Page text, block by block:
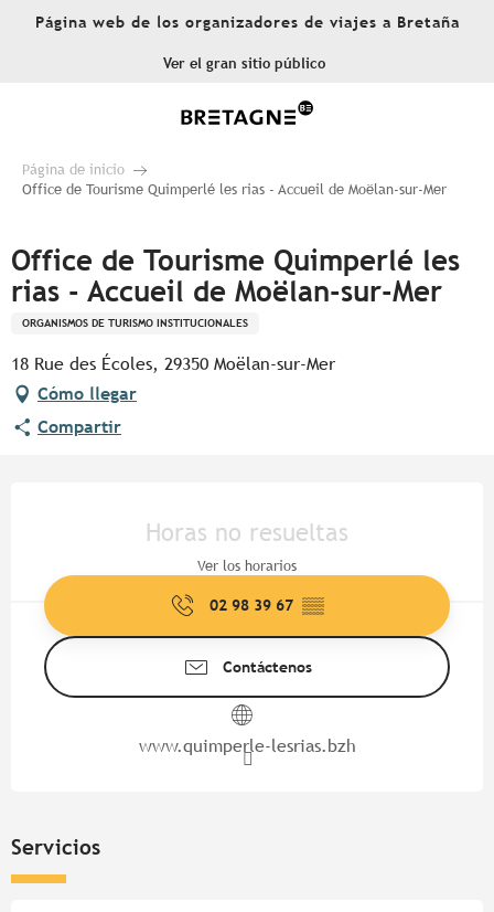
AllerPágina web de los organizadores de viajes a Bretaña
Ver el gran sitio público
Página de inicio
Office de Tourisme Quimperlé les rias - Accueil de Moëlan-sur-Mer
Office de Tourisme Quimperlé les
rias - Accueil de Moëlan-sur-Mer
ORGANISMOS DE TURISMO INSTITUCIONALES
18 Rue des Écoles, 29350 Moëlan-sur-Mer
Cómo llegar
Compartir
Horas no resueltas
Ver los horarios
02 98 39 67 ▒▒
Contáctenos
www.quimperle-lesrias.bzh
Servicios